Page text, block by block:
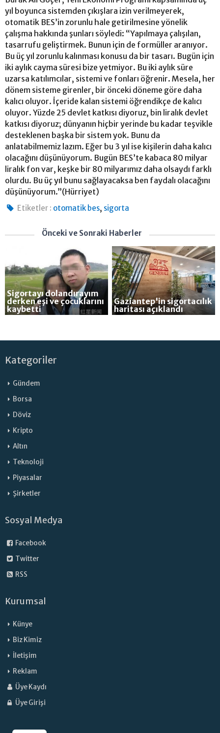
yıl boyunca sistemden çıkışlara izin verilmeyerek,
otomatik BES’in zorunlu hale getirilmesine yönelik
çalışma hakkında şunları söyledi: “Yapılmaya çalışılan,
tasarrufu geliştirmek. Bunun için de formüller aranıyor.
Bu üç yıl zorunlu kalınması konusu da bir tasarı. Bugün için
iki aylık cayma süresi bize yetmiyor. Bu iki aylık süre
uzarsa katılımcılar, sistemi ve fonları öğrenir. Mesela, her
dönem sisteme girenler, bir önceki döneme göre daha
kalıcı oluyor. İçeride kalan sistemi öğrendikçe de kalıcı
oluyor. Yüzde 25 devlet katkısı diyoruz, bin liralık devlet
katkısı diyoruz; dünyanın hiçbir yerinde bu kadar teşvikle
desteklenen başka bir sistem yok. Bunu da
anlatabilmemiz lazım. Eğer bu 3 yıl ise kişilerin daha kalıcı
olacağını düşünüyorum. Bugün BES’te kabaca 80 milyar
liralık fon var, keşke bir 80 milyarımız daha olsaydı farklı
olurdu. Bu üç yıl bunu sağlayacaksa ben faydalı olacağını
düşünüyorum.”(Hürriyet)
Etiketler : otomatik bes, sigorta
Önceki ve Sonraki Haberler
Sigortayı dolandırayım
derken eşi ve çocuklarını
kaybetti
Gaziantep'in sigortacılık
haritası açıklandı
Kategoriler
Gündem
Borsa
Döviz
Kripto
Altın
Teknoloji
Piyasalar
Şirketler
Sosyal Medya
Facebook
Twitter
RSS
Kurumsal
Künye
Biz Kimiz
İletişim
Reklam
Üye Kaydı
Üye Girişi